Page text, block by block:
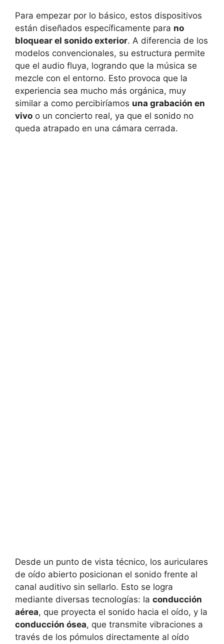
Para empezar por lo básico, estos dispositivos
están diseñados específicamente para no
bloquear el sonido exterior. A diferencia de los
modelos convencionales, su estructura permite
que el audio fluya, logrando que la música se
mezcle con el entorno. Esto provoca que la
experiencia sea mucho más orgánica, muy
similar a como percibiríamos una grabación en
vivo o un concierto real, ya que el sonido no
queda atrapado en una cámara cerrada.
Desde un punto de vista técnico, los auriculares
de oído abierto posicionan el sonido frente al
canal auditivo sin sellarlo. Esto se logra
mediante diversas tecnologías: la conducción
aérea, que proyecta el sonido hacia el oído, y la
conducción ósea, que transmite vibraciones a
través de los pómulos directamente al oído